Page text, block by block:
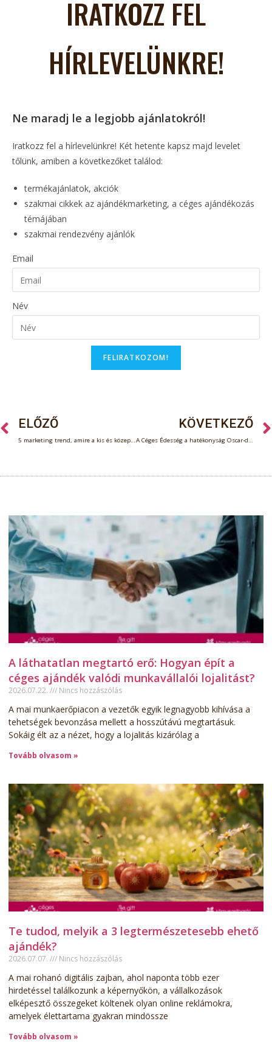
IRATKOZZ FEL
HÍRLEVELÜNKRE!
Ne maradj le a legjobb ajánlatokról!
Iratkozz fel a hírlevelünkre! Két hetente kapsz majd levelet
tőlünk, amiben a következőket találod:
termékajánlatok, akciók
szakmai cikkek az ajándékmarketing, a céges ajándékozás
témájában
szakmai rendezvény ajánlók
Email
Név
FELIRATKOZOM!
ELŐZŐ
5 marketing trend, amire a kis és közepes vállalkozásoknak is érdemes odafigyelni
KÖVETKEZŐ
A Céges Édesség a hatékonyság Oscar-díját támogatja
A láthatatlan megtartó erő: Hogyan épít a
céges ajándék valódi munkavállalói lojalitást?
2026.07.22. Nincs hozzászólás
A mai munkaerőpiacon a vezetők egyik legnagyobb kihívása a
tehetségek bevonzása mellett a hosszútávú megtartásuk.
Sokáig élt az a nézet, hogy a lojalitás kizárólag a
Tovább olvasom »
Te tudod, melyik a 3 legtermészetesebb ehető
ajándék?
2026.07.07. Nincs hozzászólás
A mai rohanó digitális zajban, ahol naponta több ezer
hirdetéssel találkozunk a képernyőkön, a vállalkozások
elképesztő összegeket költenek olyan online reklámokra,
amelyek élettartama gyakran mindössze
Tovább olvasom »